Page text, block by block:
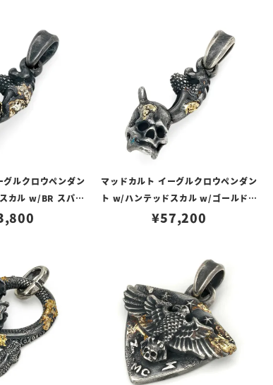
グルクロウペンダン
カル w/BR スパイ
ルティング＆ラス
マッドカルト イーグルクロウペンダン
ト w/ハンテッドスカル w/ゴールドメ
ルティング＆ラスティーカスタム No.
¥57,200